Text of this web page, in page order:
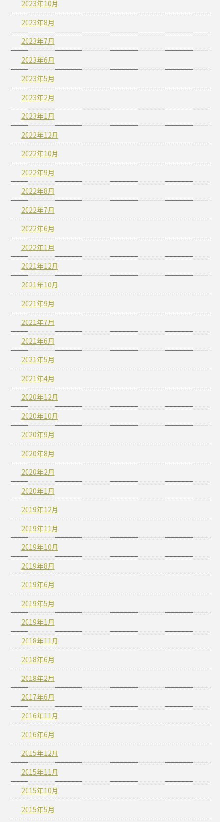
2023年10月
2023年8月
2023年7月
2023年6月
2023年5月
2023年2月
2023年1月
2022年12月
2022年10月
2022年9月
2022年8月
2022年7月
2022年6月
2022年1月
2021年12月
2021年10月
2021年9月
2021年7月
2021年6月
2021年5月
2021年4月
2020年12月
2020年10月
2020年9月
2020年8月
2020年2月
2020年1月
2019年12月
2019年11月
2019年10月
2019年8月
2019年6月
2019年5月
2019年1月
2018年11月
2018年6月
2018年2月
2017年6月
2016年11月
2016年6月
2015年12月
2015年11月
2015年10月
2015年5月